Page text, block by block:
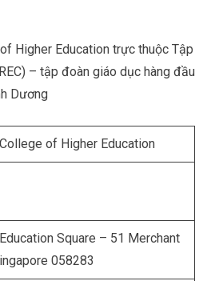
Higher Education trực thuộc Tập
– tập đoàn giáo dục hàng đầu
Dương
of Higher Education
Square – 51 Merchant
058283